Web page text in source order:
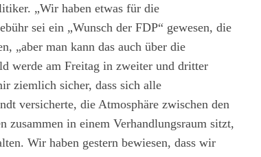
„Wir haben etwas für die
sei ein „Wunsch der FDP“ gewesen, die
„aber man kann das auch über die
werde am Freitag in zweiter und dritter
ziemlich sicher, dass sich alle
versicherte, die Atmosphäre zwischen den
zusammen in einem Verhandlungsraum sitzt,
Wir haben gestern bewiesen, dass wir